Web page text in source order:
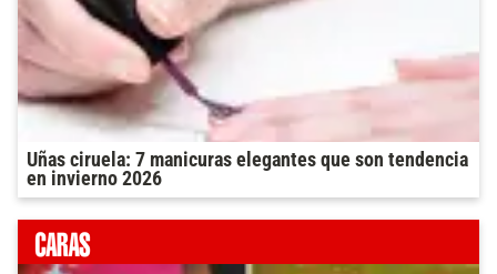
Uñas ciruela: 7 manicuras elegantes que son tendencia
en invierno 2026